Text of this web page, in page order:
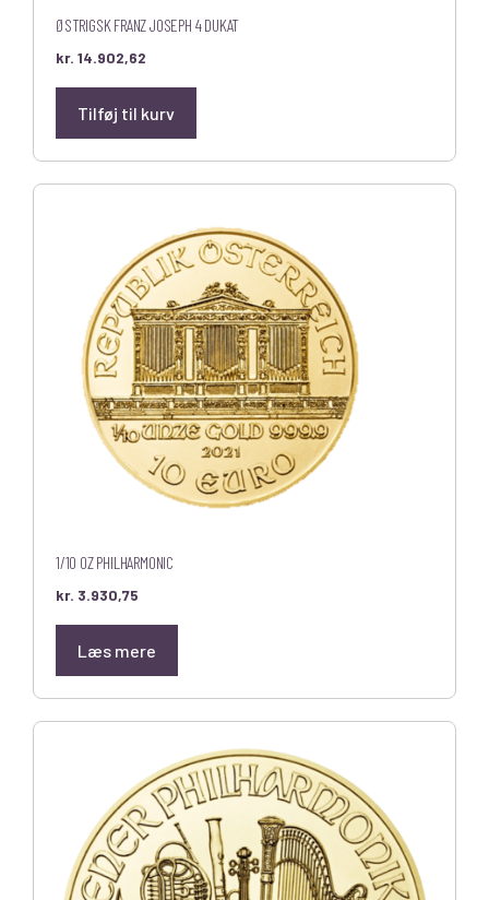
ØSTRIGSK FRANZ JOSEPH 4 DUKAT
kr. 14.902,62
Tilføj til kurv
1/10 OZ PHILHARMONIC
kr. 3.930,75
Læs mere